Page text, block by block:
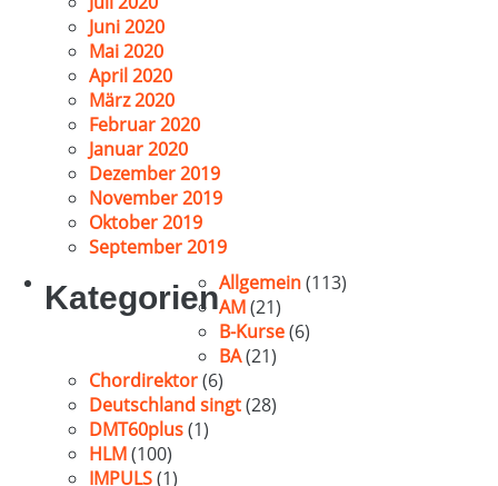
Juni 2020
Mai 2020
April 2020
März 2020
Februar 2020
Januar 2020
Dezember 2019
November 2019
Oktober 2019
September 2019
KategorienAllgemein(113)
AM(21)
B-Kurse(6)
BA(21)
Chordirektor(6)
Deutschland singt(28)
DMT60plus(1)
HLM(100)
IMPULS(1)